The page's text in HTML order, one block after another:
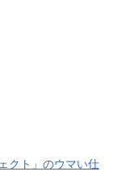
クト」のウマい仕